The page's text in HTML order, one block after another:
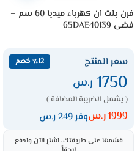
فرن بلت ان كهرباء ميديا 60 سم –
فضى 65DAE40139
سعر المنتج ٪12 خصم
1750 ر.س
( يشمل الضريبة المضافة )
1999ر.سوفر 249 ر.س
قسّمها على طريقتك، اشترِ الآن وادفع